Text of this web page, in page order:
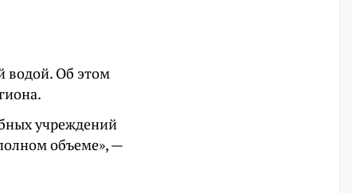
водой. Об этом
учреждений
объеме», —